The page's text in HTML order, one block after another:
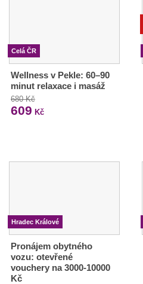
Celá ČR
Wellness v Pekle: 60–90
minut relaxace i masáž
680 Kč
609 Kč
Hradec Králové
Pronájem obytného
vozu: otevřené
vouchery na 3000-10000
Kč